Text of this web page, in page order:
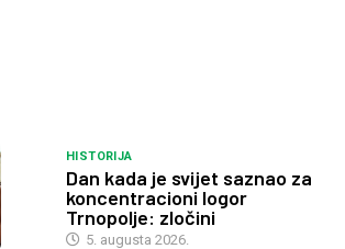
HISTORIJA
Dan kada je svijet saznao za
koncentracioni logor
Trnopolje: zločini
5. augusta 2026.